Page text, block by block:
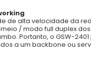
de alta velocidade da
/ modo full duplex
Portanto, o GSW-
a um backbone ou